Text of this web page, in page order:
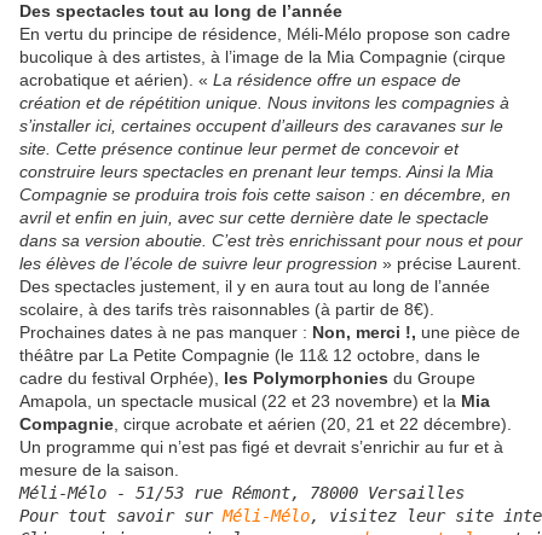
Des spectacles tout au long de l’année
En vertu du principe de résidence, Méli-Mélo propose son cadre
bucolique à des artistes, à l’image de la Mia Compagnie (cirque
acrobatique et aérien). « La résidence offre un espace de
création et de répétition unique. Nous invitons les compagnies à
s’installer ici, certaines occupent d’ailleurs des caravanes sur le
site. Cette présence continue leur permet de concevoir et
construire leurs spectacles en prenant leur temps. Ainsi la Mia
Compagnie se produira trois fois cette saison : en décembre, en
avril et enfin en juin, avec sur cette dernière date le spectacle
dans sa version aboutie. C’est très enrichissant pour nous et pour
les élèves de l’école de suivre leur progression » précise Laurent.
Des spectacles justement, il y en aura tout au long de l’année
scolaire, à des tarifs très raisonnables (à partir de 8€).
Prochaines dates à ne pas manquer : Non, merci !, une pièce de
théâtre par La Petite Compagnie (le 11& 12 octobre, dans le
cadre du festival Orphée), les Polymorphonies du Groupe
Amapola, un spectacle musical (22 et 23 novembre) et la Mia
Compagnie , cirque acrobate et aérien (20, 21 et 22 décembre).
Un programme qui n’est pas figé et devrait s’enrichir au fur et à
mesure de la saison.
Méli-Mélo - 51/53 rue Rémont, 78000 Versailles
Pour tout savoir sur Méli-Mélo, visitez leur site